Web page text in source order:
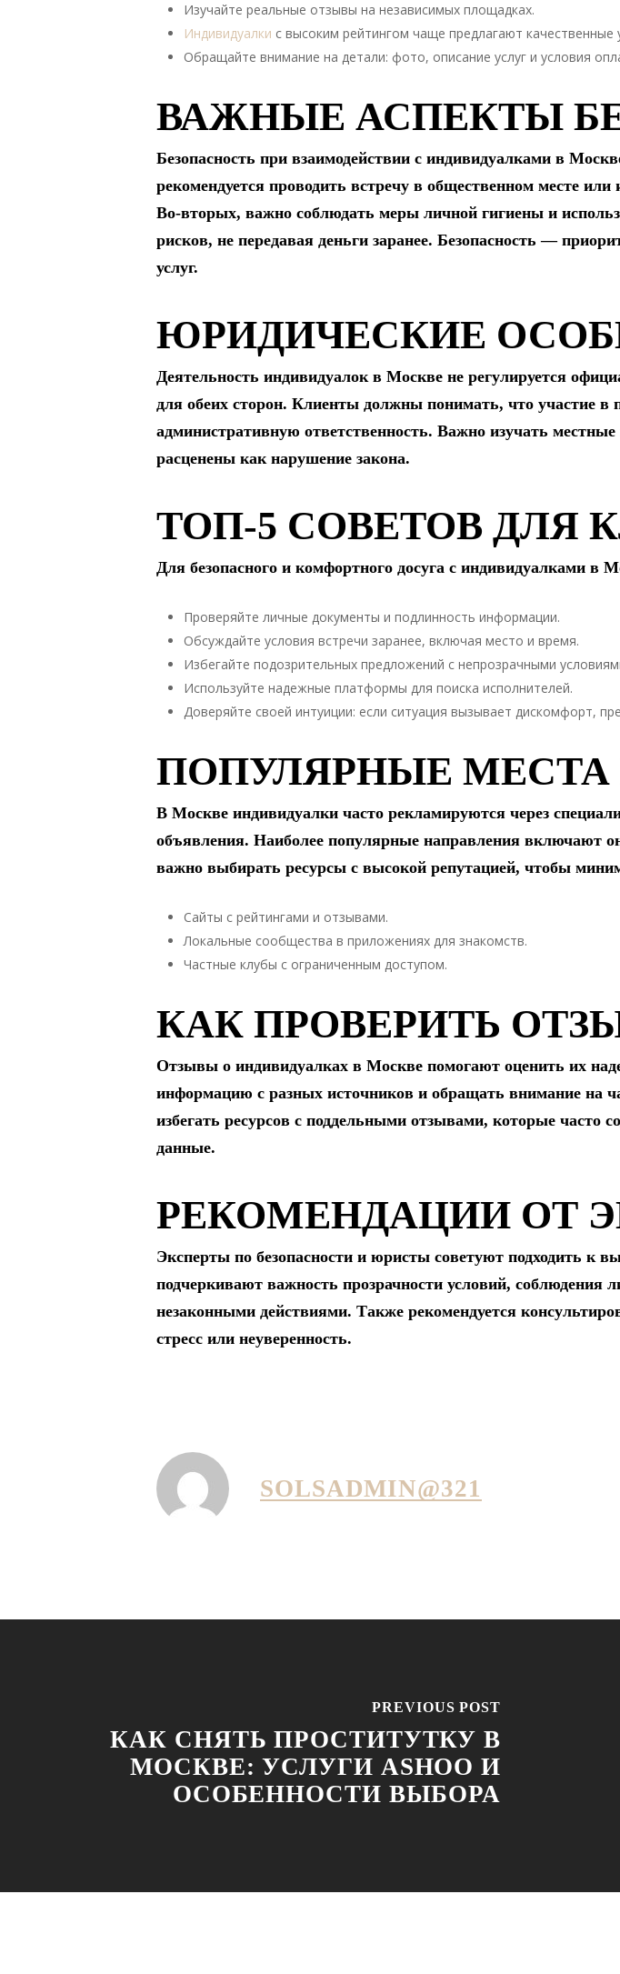
Изучайте реальные отзывы на независимых площадках.
Индивидуалки с высоким рейтингом чаще предлагают качественные
Обращайте внимание на детали: фото, описание услуг и условия
ВАЖНЫЕ АСПЕКТЫ
Безопасность при взаимодействии с индивидуалками в
рекомендуется проводить встречу в общественном месте
Во-вторых, важно соблюдать меры личной гигиены и
рисков, не передавая деньги заранее. Безопасность —
услуг.
ЮРИДИЧЕСКИЕ
Деятельность индивидуалок в Москве не регулируется
для обеих сторон. Клиенты должны понимать, что участие в
административную ответственность. Важно изучать
расценены как нарушение закона.
ТОП-5 СОВЕТОВ ДЛЯ
Для безопасного и комфортного досуга с индивидуалками в
Проверяйте личные документы и подлинность информации.
Обсуждайте условия встречи заранее, включая место и время.
Избегайте подозрительных предложений с непрозрачными
Используйте надежные платформы для поиска исполнителей.
Доверяйте своей интуиции: если ситуация вызывает дискомфорт,
ПОПУЛЯРНЫЕ
В Москве индивидуалки часто рекламируются через
объявления. Наиболее популярные направления включают
важно выбирать ресурсы с высокой репутацией, чтобы
Сайты с рейтингами и отзывами.
Локальные сообщества в приложениях для знакомств.
Частные клубы с ограниченным доступом.
КАК ПРОВЕРИТЬ
Отзывы о индивидуалках в Москве помогают оценить их
информацию с разных источников и обращать внимание на
избегать ресурсов с поддельными отзывами, которые
данные.
РЕКОМЕНДАЦИИ ОТ
Эксперты по безопасности и юристы советуют подходить к
подчеркивают важность прозрачности условий, соблюдения
незаконными действиями. Также рекомендуется
стресс или неуверенность.
SOLSADMIN@321
PREVIOUS POST
КАК СНЯТЬ ПРОСТИТУТКУ В
МОСКВЕ: УСЛУГИ ASHOO И
ОСОБЕННОСТИ ВЫБОРА